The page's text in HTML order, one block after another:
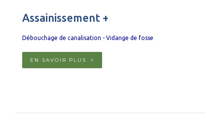
Assainissement +
Débouchage de canalisation - Vidange de fosse
EN SAVOIR PLUS